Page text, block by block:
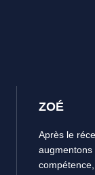
ZOÉ
Après le
augmentons